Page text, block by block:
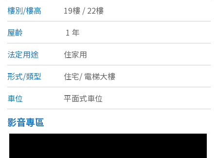
桃園市
新竹市
新竹縣
苗栗縣
台中市
類型(可複選)
公寓
別墅 透天厝
農舍 辦公
樓別/樓高
19樓 / 22樓
屋齡
1 年
法定用途
住家用
形式/類型
住宅/ 電梯大樓
車位
平面式車位
影音專區